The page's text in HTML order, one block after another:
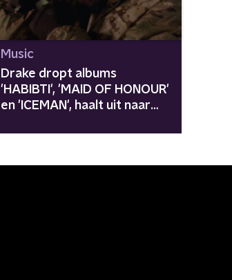
Music
Drake dropt albums
'HABIBTI', 'MAID OF HONOUR'
en 'ICEMAN', haalt uit naar